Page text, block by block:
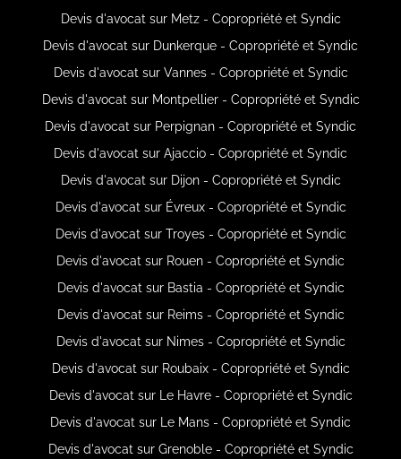
Devis d'avocat sur Metz - Copropriété et Syndic
Devis d'avocat sur Dunkerque - Copropriété et Syndic
Devis d'avocat sur Vannes - Copropriété et Syndic
Devis d'avocat sur Montpellier - Copropriété et Syndic
Devis d'avocat sur Perpignan - Copropriété et Syndic
Devis d'avocat sur Ajaccio - Copropriété et Syndic
Devis d'avocat sur Dijon - Copropriété et Syndic
Devis d'avocat sur Évreux - Copropriété et Syndic
Devis d'avocat sur Troyes - Copropriété et Syndic
Devis d'avocat sur Rouen - Copropriété et Syndic
Devis d'avocat sur Bastia - Copropriété et Syndic
Devis d'avocat sur Reims - Copropriété et Syndic
Devis d'avocat sur Nimes - Copropriété et Syndic
Devis d'avocat sur Roubaix - Copropriété et Syndic
Devis d'avocat sur Le Havre - Copropriété et Syndic
Devis d'avocat sur Le Mans - Copropriété et Syndic
Devis d'avocat sur Grenoble - Copropriété et Syndic